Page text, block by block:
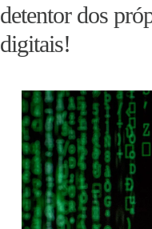
detentor dos
digitais!